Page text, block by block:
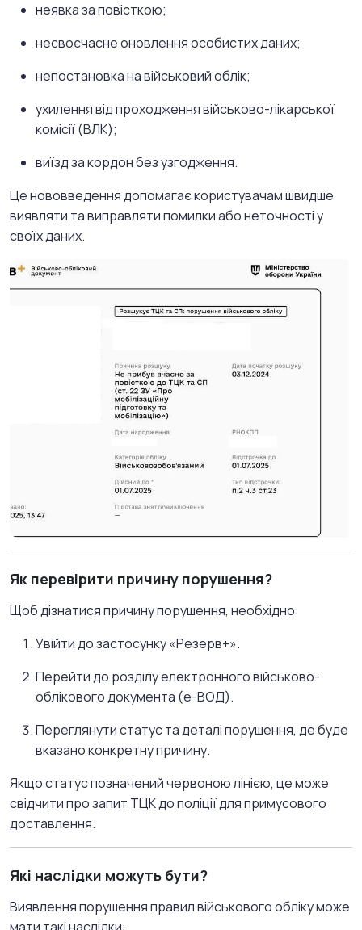
неявка за повісткою;
несвоєчасне оновлення особистих даних;
непостановка на військовий облік;
ухилення від проходження військово-лікарської
комісії (ВЛК);
виїзд за кордон без узгодження.
Це нововведення допомагає користувачам швидше
виявляти та виправляти помилки або неточності у
своїх даних.
Як перевірити причину порушення?
Щоб дізнатися причину порушення, необхідно:
Увійти до застосунку «Резерв+».
Перейти до розділу електронного військово-
облікового документа (е-ВОД).
Переглянути статус та деталі порушення, де буде
вказано конкретну причину.
Якщо статус позначений червоною лінією, це може
свідчити про запит ТЦК до поліції для примусового
доставлення.
Які наслідки можуть бути?
Виявлення порушення правил військового обліку може